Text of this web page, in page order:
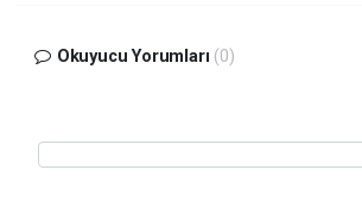
Okuyucu Yorumları (0)